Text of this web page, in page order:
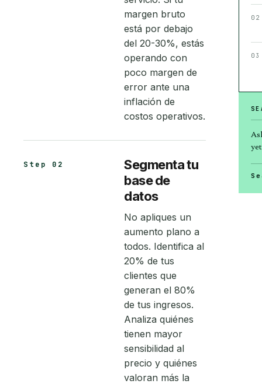
margen bruto
está por debajo
del 20-30%, estás
operando con
poco margen de
error ante una
inflación de
costos operativos.
Step 02
Segmenta tu
base de
datos
No apliques un
aumento plano a
todos. Identifica al
20% de tus
clientes que
generan el 80%
de tus ingresos.
Analiza quiénes
tienen mayor
sensibilidad al
precio y quiénes
valoran más la
02
03